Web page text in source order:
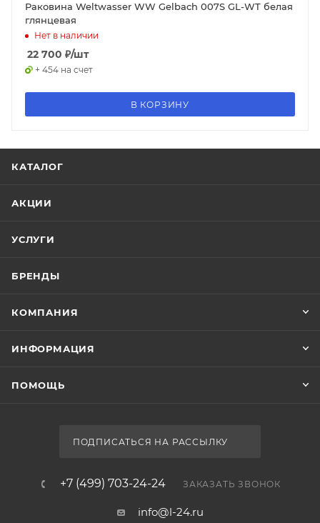
Раковина Weltwasser WW Gelbach 007S GL-WT белая
глянцевая
Нет в наличии
22 700 ₽/шт
+ 454 на счет
В КОРЗИНУ
КАТАЛОГ
АКЦИИ
УСЛУГИ
БРЕНДЫ
КОМПАНИЯ
ИНФОРМАЦИЯ
ПОМОЩЬ
ПОДПИСАТЬСЯ НА РАССЫЛКУ
+7 (499) 703-24-24 ЗАКАЗАТЬ ЗВОНОК
info@l-24.ru